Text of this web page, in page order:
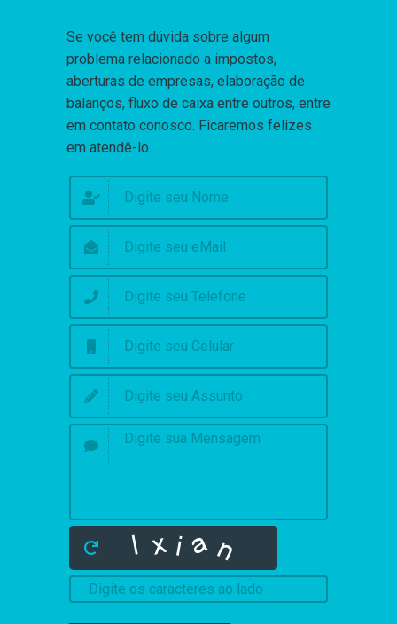
Se você tem dúvida sobre algum
problema relacionado a impostos,
aberturas de empresas, elaboração de
balanços, fluxo de caixa entre outros, entre
em contato conosco. Ficaremos felizes
em atendê-lo.